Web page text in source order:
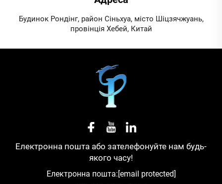
Будинок Рондінг, район Сіньхуа, місто Шіцзячжуань,
провінція Хебей, Китай
Електронна пошта або зателефонуйте нам будь-
якого часу!
Електронна пошта:[email protected]